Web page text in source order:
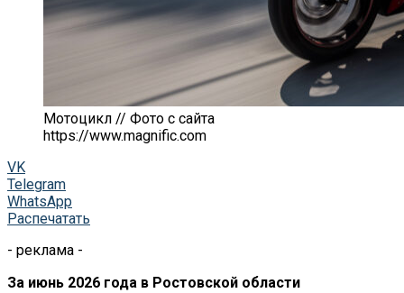
Мотоцикл // Фото с сайта
https://www.magnific.com
VK
Telegram
WhatsApp
Распечатать
- реклама -
За июнь 2026 года в Ростовской области